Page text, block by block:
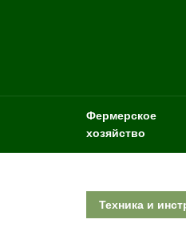
Фермерское
хозяйство
Техника и